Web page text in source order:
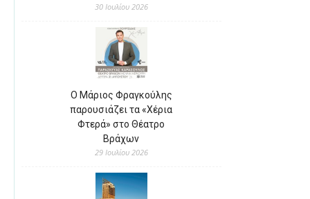
30 Ιουλίου 2026
Ο Μάριος Φραγκούλης
παρουσιάζει τα «Χέρια
Φτερά» στο Θέατρο
Βράχων
29 Ιουλίου 2026